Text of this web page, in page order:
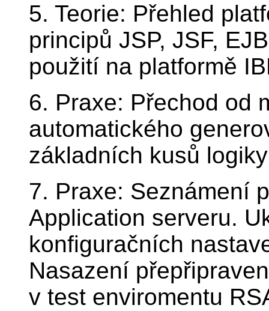
5. Teorie: Přehled
principů JSP, JSF,
použití na platformě
6. Praxe: Přechod od
automatického
základních kusů
7. Praxe: Seznámení
Application serveru.
konfiguračních
Nasazení
v test enviromentu